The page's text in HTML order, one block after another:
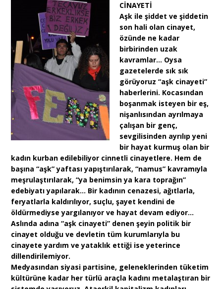
CİNAYETİ
Aşk ile şiddet ve şiddetin
son hali olan cinayet,
özünde ne kadar
birbirinden uzak
kavramlar… Oysa
gazetelerde sık sık
görüyoruz “aşk cinayeti”
haberlerini. Kocasından
boşanmak isteyen bir eş,
nişanlısından ayrılmaya
çalışan bir genç,
sevgilisinden ayrılıp yeni
bir hayat kurmuş olan bir
kadın kurban edilebiliyor cinnetli cinayetlere. Hem de
başına “aşk” yaftası yapıştırılarak, “namus” kavramıyla
meşrulaştırılarak, “ya benimsin ya kara toprağın”
edebiyatı yapılarak… Bir kadının cenazesi, ağıtlarla,
feryatlarla kaldırılıyor, suçlu, şayet kendini de
öldürmediyse yargılanıyor ve hayat devam ediyor…
Aslında adına “aşk cinayeti” denen şeyin politik bir
cinayet olduğu ve devletin tüm kurumlarıyla bu
cinayete yardım ve yataklık ettiği ise yeterince
dillendirilemiyor.
Medyasından siyasi partisine, geleneklerinden tüketim
kültürüne kadar her türlü araçla kadını metalaştıran bir